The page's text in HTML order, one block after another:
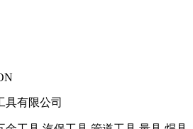
具有限公司